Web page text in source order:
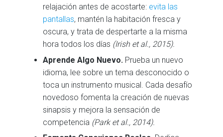
relajación antes de acostarte: evita las
pantallas, mantén la habitación fresca y
oscura, y trata de despertarte a la misma
hora todos los días (Irish et al., 2015).
Aprende Algo Nuevo. Prueba un nuevo
idioma, lee sobre un tema desconocido o
toca un instrumento musical. Cada desafío
novedoso fomenta la creación de nuevas
sinapsis y mejora la sensación de
competencia (Park et al., 2014).